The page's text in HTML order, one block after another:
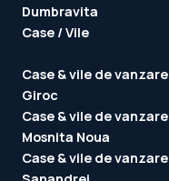
Dumbravita
Case / Vile
Case & vile de vanzare
Giroc
Case & vile de vanzare
Mosnita Noua
Case & vile de vanzare